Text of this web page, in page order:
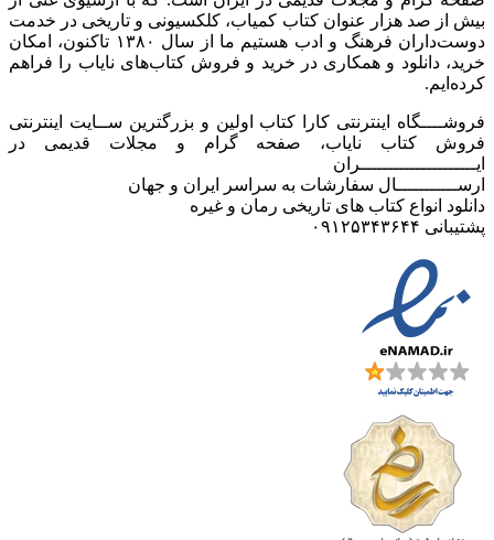
بیش از صد هزار عنوان کتاب کمیاب، کلکسیونی و تاریخی در خدمت
دوست‌داران فرهنگ و ادب هستیم ما از سال ۱۳۸۰ تاکنون، امکان
خرید، دانلود و همکاری در خرید و فروش کتاب‌های نایاب را فراهم
کرده‌ایم.
فروشــــگاه اینترنتی کارا کتاب اولین و بزرگترین ســایت اینترنتی
فروش کتاب نایاب، صفحه گرام و مجلات قدیمی در
ایـــــــــــــــــــــران
ارســـــــــــال سفارشات به سراسر ایران و جهان
دانلود انواع کتاب های تاریخی رمان و غیره
پشتیبانی ۰۹۱۲۵۳۴۳۶۴۴